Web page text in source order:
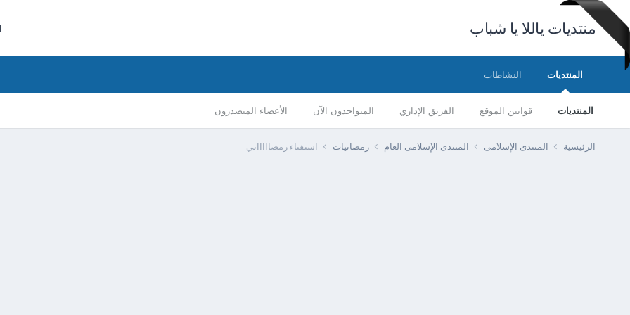
منتديات ياللا يا شباب
المنتديات
المنتديات قوانين الموقع الفريق الإداري المتواجدون الآن الأعضاء المتصدرون
النشاطات
الرئيسية المنتدى الإسلامى المنتدى الإسلامى العام رمضانيات استفتاء رمضاااااني